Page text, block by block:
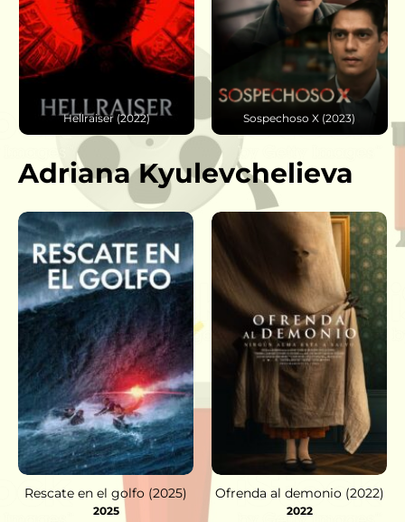
Hellraiser (2022) Sospechoso X (2023)
Adriana Kyulevchelieva
Rescate en el golfo (2025)
2025
Ofrenda al demonio (2022)
2022